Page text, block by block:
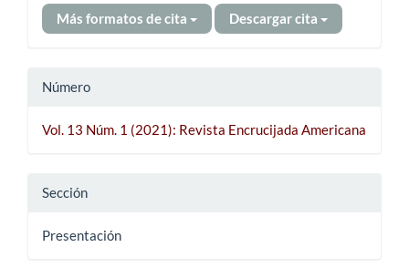
Más formatos de cita Descargar cita
Número
Vol. 13 Núm. 1 (2021): Revista Encrucijada Americana
Sección
Presentación